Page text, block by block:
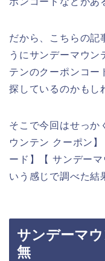
だから、こちらの記
うにサンデーマウン
テンのクーポンコー
探しているのかもし
そこで今回はせっか
ウンテン クーポン
ード】【 サンデー
いう感じで調べた結
サンデーマ
無